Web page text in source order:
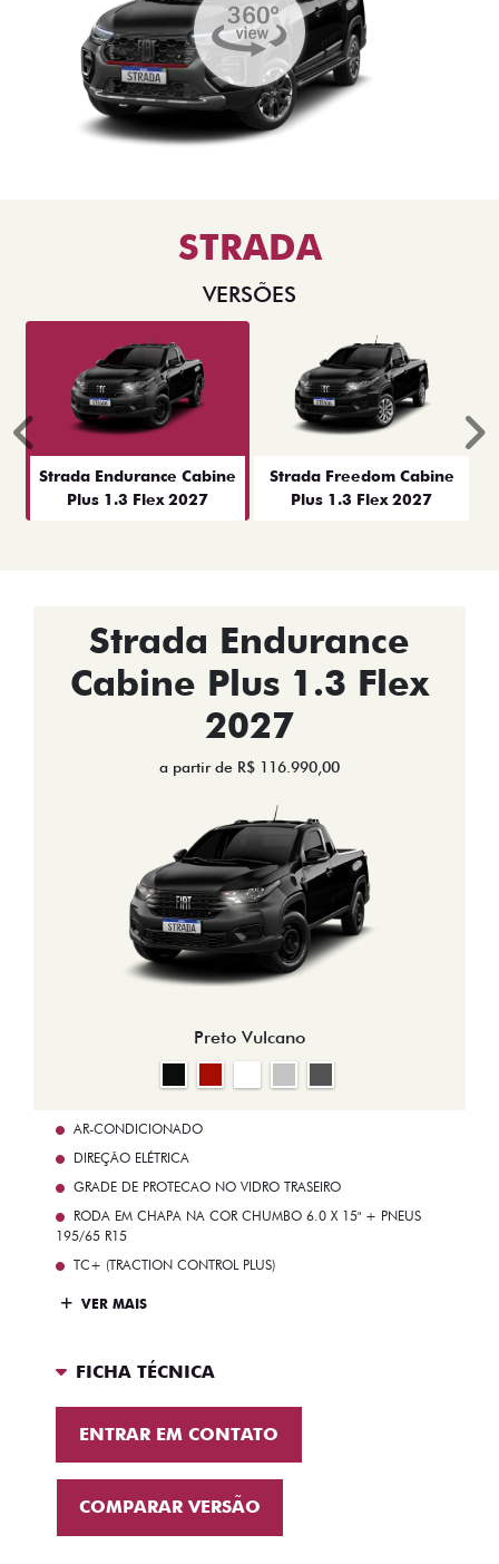
STRADA
VERSÕES
Strada Endurance Cabine
Plus 1.3 Flex 2027
Strada Freedom Cabine
Plus 1.3 Flex 2027
Anterior
Strada Endurance
Cabine Plus 1.3 Flex
2027
a partir de R$ 116.990,00
Preto Vulcano
AR-CONDICIONADO
DIREÇÃO ELÉTRICA
GRADE DE PROTECAO NO VIDRO TRASEIRO
RODA EM CHAPA NA COR CHUMBO 6.0 X 15" + PNEUS
195/65 R15
TC+ (TRACTION CONTROL PLUS)
VER MAIS
FICHA TÉCNICA
ENTRAR EM CONTATO
COMPARAR VERSÃO